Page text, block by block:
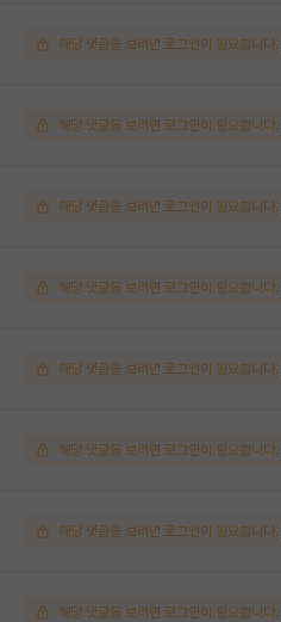
해당 댓글을 보려면 로그인이 필요합니다.
해당 댓글을 보려면 로그인이 필요합니다.
해당 댓글을 보려면 로그인이 필요합니다.
해당 댓글을 보려면 로그인이 필요합니다.
해당 댓글을 보려면 로그인이 필요합니다.
해당 댓글을 보려면 로그인이 필요합니다.
해당 댓글을 보려면 로그인이 필요합니다.
해당 댓글을 보려면 로그인이 필요합니다.